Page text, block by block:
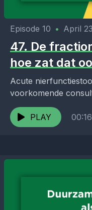
Episode 10 • April
47. De
hoe zat dat
Acute
voorkomende
geneeskunde. Een
voor gebruiken is...
PLAY